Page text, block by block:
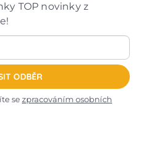
TOP novinky z
ODBĚR
sezpracováním osobních